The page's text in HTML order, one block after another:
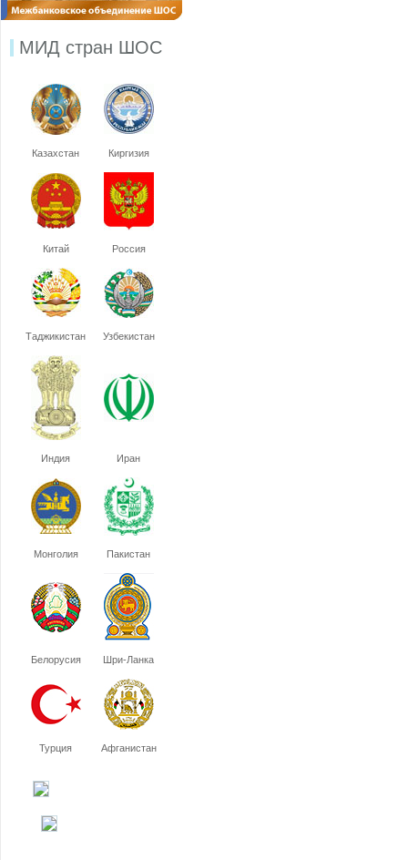
МИД стран ШОС
Казахстан Киргизия
Китай Россия
Таджикистан Узбекистан
Индия Иран
Монголия Пакистан
Белорусия Шри-Ланка
Турция Афганистан